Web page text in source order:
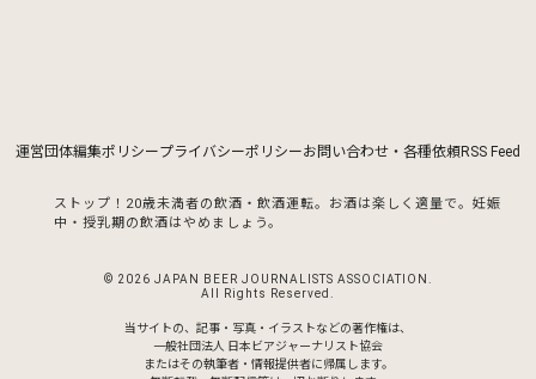
編集ポリシー プライバシーポリシー お問い合わせ・各種依頼 RSS Feed
© 2026 JAPAN BEER JOURNALISTS ASSOCIATION.
All Rights Reserved.
当サイトの、記事・写真・イラストなどの著作権は、